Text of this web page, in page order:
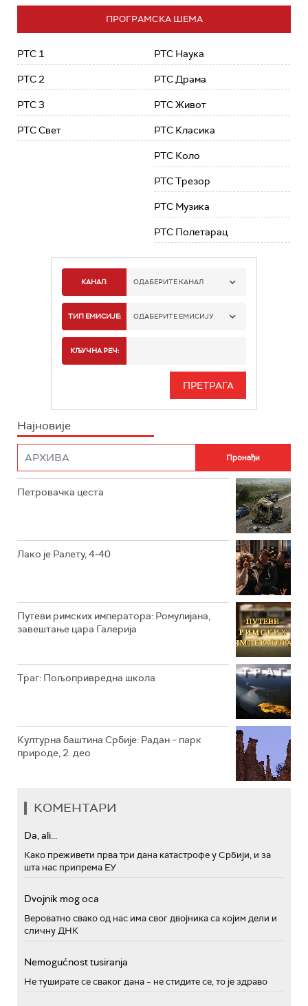
ПРОГРАМСКА ШЕМА
РТС 1
РТС 2
РТС 3
РТС Свет
РТС Наука
РТС Драма
РТС Живот
РТС Класика
РТС Коло
РТС Трезор
РТС Музика
РТС Полетарац
КАНАЛ: ОДАБЕРИТЕ КАНАЛ
РТС 1
РТС 3
ТИП ЕМИСИЈЕ: ОДАБЕРИТЕ ЕМИСИЈУ
ИНФО
КЉУЧНА РЕЧ:
Најновије
Петровачка цеста
Лако је Ралету, 4-40
Путеви римских императора: Ромулијана,
завештање цара Галерија
Траг: Пољопривредна школа
Културна баштина Србије: Радан – парк
природе, 2. део
КОМЕНТАРИ
Da, ali...
Како преживети прва три дана катастрофе у Србији, и за
шта нас припрема ЕУ
Dvojnik mog oca
Вероватно свако од нас има свог двојника са којим дели и
сличну ДНК
Nemogućnost tusiranja
Не туширате се сваког дана – не стидите се, то је здраво